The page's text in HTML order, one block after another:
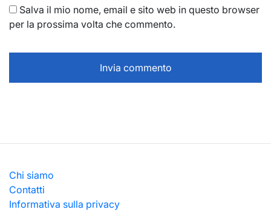
Salva il mio nome, email e sito web in questo browser
per la prossima volta che commento.
Chi siamo
Contatti
Informativa sulla privacy